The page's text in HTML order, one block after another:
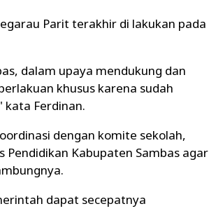
Parit terakhir di lakukan pada
dalam upaya mendukung dan
khusus karena sudah
Ferdinan.
dengan komite sekolah,
Kabupaten Sambas agar
dapat secepatnya